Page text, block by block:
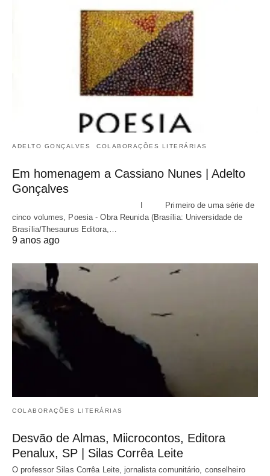
ADELTO GONÇALVES COLABORAÇÕES LITERÁRIAS
Em homenagem a Cassiano Nunes | Adelto
Gonçalves
I Primeiro de uma série de
cinco volumes, Poesia - Obra Reunida (Brasília: Universidade de
Brasília/Thesaurus Editora,…
9 anos ago
COLABORAÇÕES LITERÁRIAS
Desvão de Almas, Miicrocontos, Editora
Penalux, SP | Silas Corrêa Leite
O professor Silas Corrêa Leite, jornalista comunitário, conselheiro